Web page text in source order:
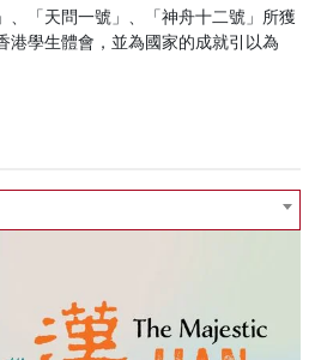
、「天問一號」、「神舟十二號」所獲
港學生體會，並為國家的成就引以為